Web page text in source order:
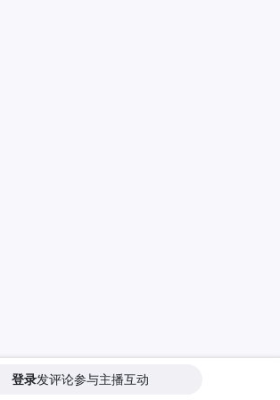
登录发评论参与主播互动